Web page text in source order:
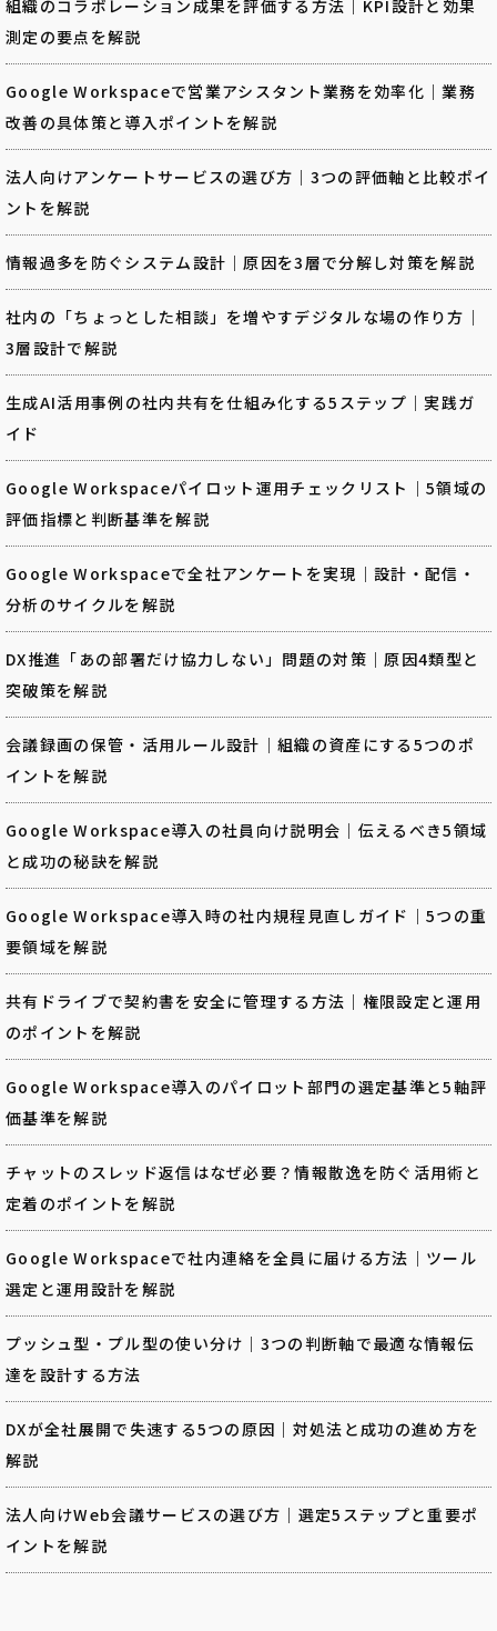
組織のコラボレーション成果を評価する方法｜KPI設計と効果
測定の要点を解説
Google Workspaceで営業アシスタント業務を効率化｜業務
改善の具体策と導入ポイントを解説
法人向けアンケートサービスの選び方｜3つの評価軸と比較ポイ
ントを解説
情報過多を防ぐシステム設計｜原因を3層で分解し対策を解説
社内の「ちょっとした相談」を増やすデジタルな場の作り方｜
3層設計で解説
生成AI活用事例の社内共有を仕組み化する5ステップ｜実践ガ
イド
Google Workspaceパイロット運用チェックリスト｜5領域の
評価指標と判断基準を解説
Google Workspaceで全社アンケートを実現｜設計・配信・
分析のサイクルを解説
DX推進「あの部署だけ協力しない」問題の対策｜原因4類型と
突破策を解説
会議録画の保管・活用ルール設計｜組織の資産にする5つのポ
イントを解説
Google Workspace導入の社員向け説明会｜伝えるべき5領域
と成功の秘訣を解説
Google Workspace導入時の社内規程見直しガイド｜5つの重
要領域を解説
共有ドライブで契約書を安全に管理する方法｜権限設定と運用
のポイントを解説
Google Workspace導入のパイロット部門の選定基準と5軸評
価基準を解説
チャットのスレッド返信はなぜ必要？情報散逸を防ぐ活用術と
定着のポイントを解説
Google Workspaceで社内連絡を全員に届ける方法｜ツール
選定と運用設計を解説
プッシュ型・プル型の使い分け｜3つの判断軸で最適な情報伝
達を設計する方法
DXが全社展開で失速する5つの原因｜対処法と成功の進め方を
解説
法人向けWeb会議サービスの選び方｜選定5ステップと重要ポ
イントを解説